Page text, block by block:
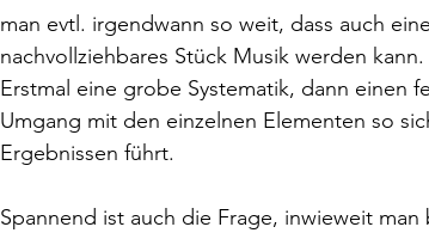
man evtl. irgendwann so weit, dass auch
nachvollziehbares Stück Musik werden
Erstmal eine grobe Systematik, dann einen
Umgang mit den einzelnen Elementen so
Ergebnissen führt.
Spannend ist auch die Frage, inwieweit